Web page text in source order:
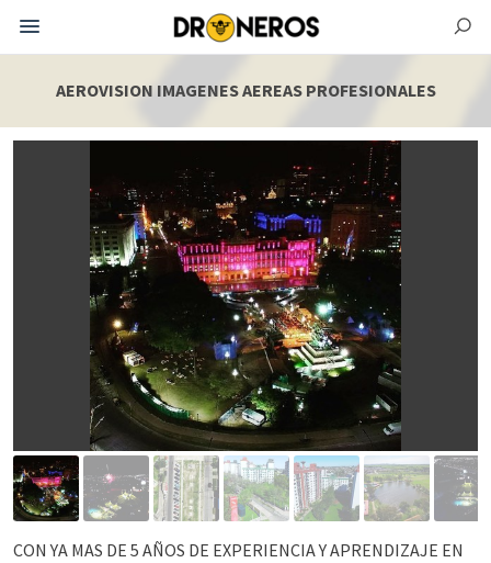
AEROVISION IMAGENES AEREAS PROFESIONALES
CON YA MAS DE 5 AÑOS DE EXPERIENCIA Y APRENDIZAJE EN